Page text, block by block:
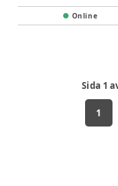
Online
Sida 1
1